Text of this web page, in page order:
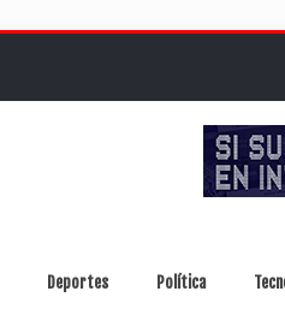
Deportes Política